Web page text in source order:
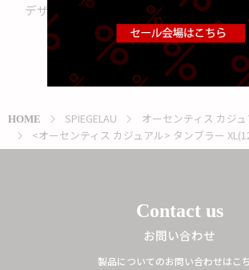
デザイン:シュピゲラウ(本社:ドイツ)
HOME SPIEGELAU
オーセンティス カジュ
<オーセンティス カジュアル> タンブラー
Contact us
お問い合わせ
製品についてのお問い合わせはこ